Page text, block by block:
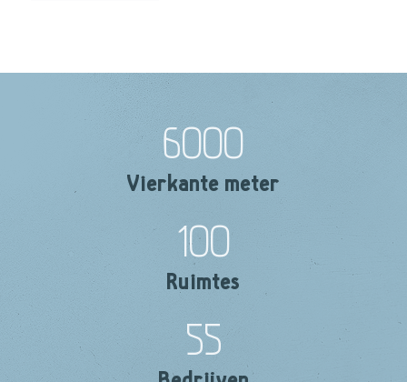
6000
Vierkante meter
100
Ruimtes
55